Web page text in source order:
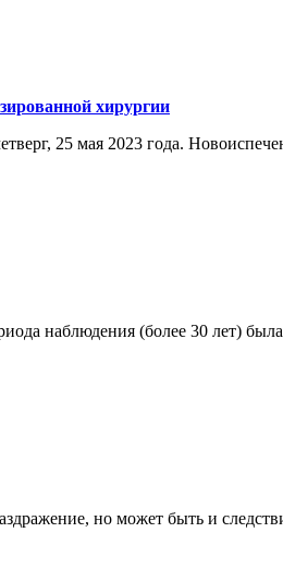
хирургии
25 мая 2023 года.
наблюдения (более 30 лет)
но может быть и